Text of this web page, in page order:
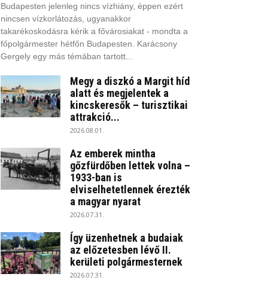
Budapesten jelenleg nincs vízhiány, éppen ezért
nincsen vízkorlátozás, ugyanakkor
takarékoskodásra kérik a fővárosiakat - mondta a
főpolgármester hétfőn Budapesten. Karácsony
Gergely egy más témában tartott...
Megy a diszkó a Margit híd
alatt és megjelentek a
kincskeresők – turisztikai
attrakció...
2026.08.01.
Az emberek mintha
gőzfürdőben lettek volna –
1933-ban is
elviselhetetlennek érezték
a magyar nyarat
2026.07.31.
Így üzenhetnek a budaiak
az előzetesben lévő II.
kerületi polgármesternek
2026.07.31.